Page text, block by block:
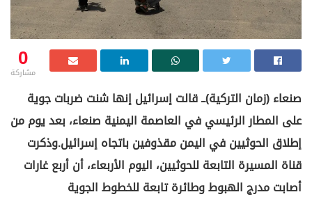
0
مشاركة
صنعاء (زمان التركية)ــ قالت إسرائيل إنها شنت ضربات جوية
على المطار الرئيسي في العاصمة اليمنية صنعاء، بعد يوم من
إطلاق الحوثيين في اليمن مقذوفين باتجاه إسرائيل.وذكرت
قناة المسيرة التابعة للحوثيين، اليوم الأربعاء، أن أربع غارات
أصابت مدرج الهبوط وطائرة تابعة للخطوط الجوية